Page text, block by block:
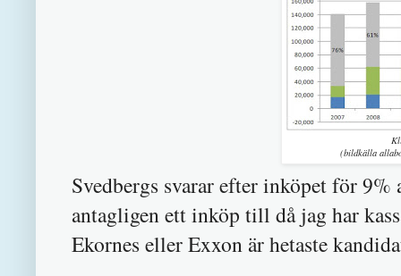
(bildkälla
Svedbergs svarar efter inköpet för
antagligen ett inköp till då jag har
Ekornes eller Exxon är hetaste